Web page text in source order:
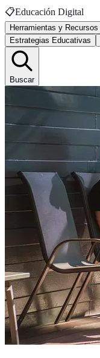
📋Educación Digital
Herramientas y Recursos
Estrategias Educativas
Buscar